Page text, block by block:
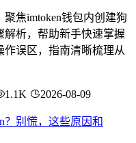
焦imtoken钱包内创建狗
析，帮助新手快速掌握
误区，指南清晰梳理从
1.1K 2026-08-09